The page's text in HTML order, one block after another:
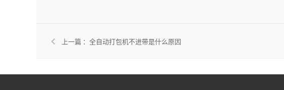
上一篇 ： 全自动打包机不进带是什么原因